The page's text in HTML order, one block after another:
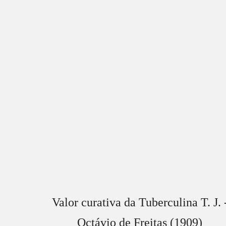
Valor curativa da Tuberculina T. J.
Octávio de Freitas (1909)